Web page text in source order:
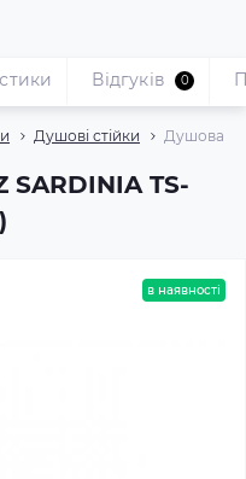
Душові стійки Душова
SARDINIA TS-
Відгуків 0
в наявності